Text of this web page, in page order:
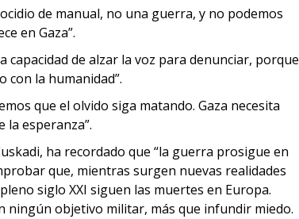
de manual, no una guerra, y no podemos
en Gaza”.
de alzar la voz para denunciar, porque
con la humanidad”.
que el olvido siga matando. Gaza necesita
la esperanza”.
ha recordado que “la guerra prosigue en
que, mientras surgen nuevas realidades
siglo XXI siguen las muertes en Europa.
ningún objetivo militar, más que infundir miedo.